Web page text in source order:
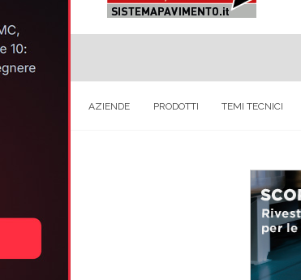
AZIENDE PRODOTTI TEMI TECNICI